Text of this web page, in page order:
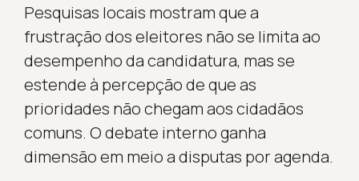
Pesquisas locais mostram que a
frustração dos eleitores não se limita ao
desempenho da candidatura, mas se
estende à percepção de que as
prioridades não chegam aos cidadãos
comuns. O debate interno ganha
dimensão em meio a disputas por agenda.